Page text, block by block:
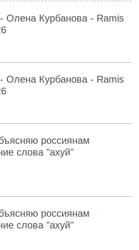
Олена Курбанова - Ramis
Олена Курбанова - Ramis
россиянам
слова "ахуй"
россиянам
слова "ахуй"